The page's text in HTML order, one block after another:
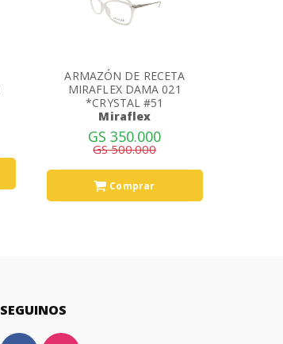
ARMAZÓN DE RECETA
MIRAFLEX DAMA 021
*CRYSTAL #51
Miraflex
GS 350.000
GS 500.000
Comprar
SEGUINOS